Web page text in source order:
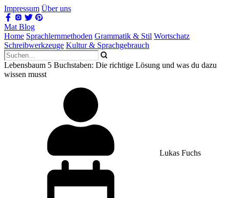
Impressum Über uns
Mat Blog
Home Sprachlernmethoden Grammatik & Stil Wortschatz
Schreibwerkzeuge Kultur & Sprachgebrauch
Lebensbaum 5 Buchstaben: Die richtige Lösung und was du dazu
wissen musst
Lukas Fuchs